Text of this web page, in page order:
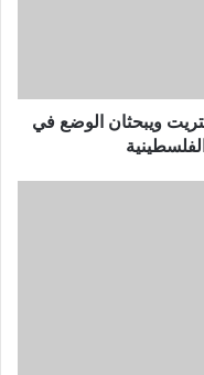
ويبحثان الوضع في